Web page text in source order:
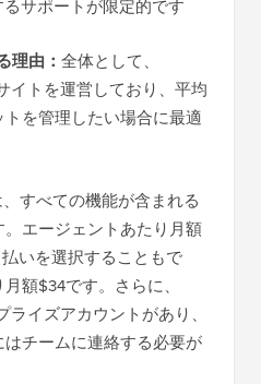
サポートが限定的です
理由： 全体として、
イトを運営しており、平均
を管理したい場合に最適
すべての機能が含まれる
エージェントあたり月額
いを選択することもで
額$34です。さらに、
イズアカウントがあり、
チームに連絡する必要が